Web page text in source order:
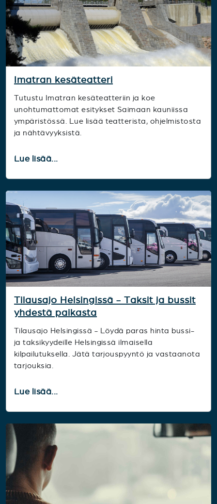
Imatran kesäteatteri
Tutustu Imatran kesäteatteriin ja koe
unohtumattomat esitykset Saimaan kauniissa
ympäristössä. Lue lisää teatterista, ohjelmistosta
ja nähtävyyksistä.
Lue lisää...
Tilausajo Helsingissä - Taksit ja bussit
yhdestä paikasta
Tilausajo Helsingissä - Löydä paras hinta bussi-
ja taksikyydeille Helsingissä ilmaisella
kilpailutuksella. Jätä tarjouspyyntö ja vastaanota
tarjouksia.
Lue lisää...